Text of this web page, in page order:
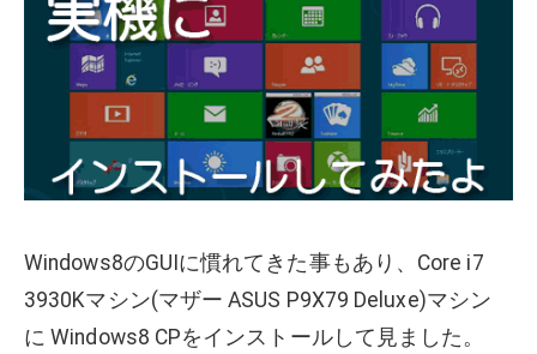
Windows8のGUIに慣れてきた事もあり、Core i7
3930Kマシン(マザー ASUS P9X79 Deluxe)マシン
に Windows8 CPをインストールして見ました。